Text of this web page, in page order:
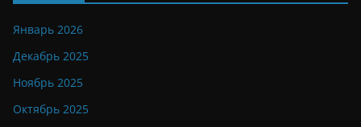
Январь 2026
Декабрь 2025
Ноябрь 2025
Октябрь 2025